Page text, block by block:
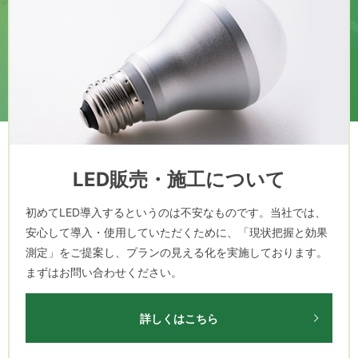
LED販売・施工について
初めてLED導入するというのは不安なものです。当社では、
安心して導入・使用していただくために、「現状把握と効果
測定」をご提案し、プランの見える化を実施しております。
まずはお問い合わせください。
詳しくはこちら